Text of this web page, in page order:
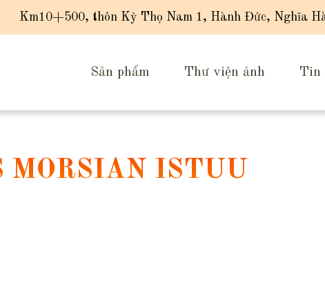
Km10+500, thôn Kỳ Thọ Nam 1, Hành Đức, Nghĩa
Sản phẩm Thư viện ảnh Tin
MORSIAN ISTUU